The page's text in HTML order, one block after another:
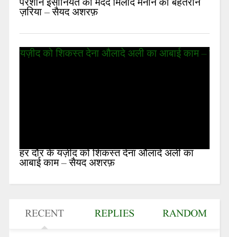
परेशान इंसानियत की मदद मिलाद मनाने का बेहतरीन
ज़रिया – सैयद अशरफ़
हर दौर के यज़ीद को शिकस्त देना औलादे अली का
आबाई काम – सैयद अशरफ़
RECENT REPLIES RANDOM